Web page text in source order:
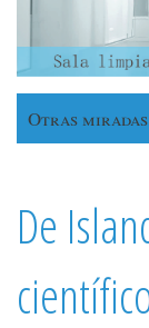
Otras miradas
De